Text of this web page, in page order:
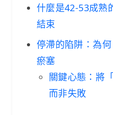
什麼是42-53成熟
結束
停滯的陷阱：為
瘀塞
關鍵心態：將
而非失敗